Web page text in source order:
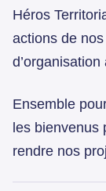
Héros
actions de
Ensemble
les bienvenus
rendre nos